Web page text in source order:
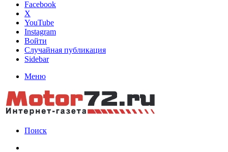
Facebook
X
YouTube
Instagram
Войти
Случайная публикация
Sidebar
Меню
Поиск